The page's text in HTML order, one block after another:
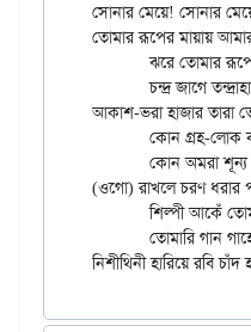
সোনার মেয়ে! সোনার
তোমার রূপের মায়ায়
	ঝরে তোমার রূপের ধারা—
	চন্দ্র জাগে তন্দ্রাহারা,
আকাশ-ভরা হাজার তারা
(ওগো) রাখলে চরণ ধরার
	শিল্পী আকেঁ তোমার ছবি